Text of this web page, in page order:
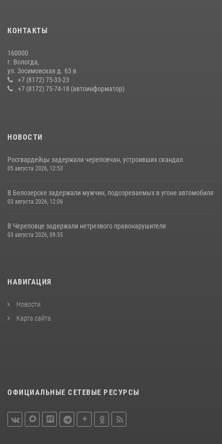
Росгвардии в Вологодской области
В Соколе росгвардейцы задержали двух нетрезвых мужчин,
угрожавших молодежи расправой
08 июля 2026, 07:52 1
КОНТАКТЫ
160000
г. Вологда,
ул. Зосимовская д. 63 в
+7 (8172) 75-33-23
+7 (8172) 75-74-18 (автоинформатор)
НОВОСТИ
Росгвардейцы задержали череповчан, устроивших скандал
05 августа 2026, 12:53
В Белозерске задержали мужчин, подозреваемых в угоне автомобиля
03 августа 2026, 12:06
В Череповце задержали нетрезвого правонарушителя
03 августа 2026, 09:35
НАВИГАЦИЯ
Новости
Карта сайта
ОФИЦИАЛЬНЫЕ СЕТЕВЫЕ РЕСУРСЫ